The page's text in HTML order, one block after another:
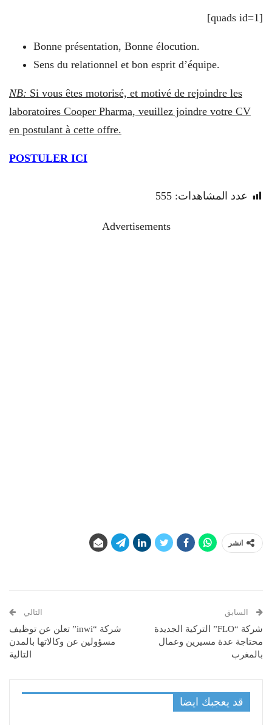
[quads id=1]
Bonne présentation, Bonne élocution.
Sens du relationnel et bon esprit d’équipe.
NB: Si vous êtes motorisé, et motivé de rejoindre les
laboratoires Cooper Pharma, veuillez joindre votre CV
en postulant à cette offre.
POSTULER ICI
عدد المشاهدات: 555
Advertisements
انشر
السابق
شركة “FLO” التركية الجديدة
محتاجة عدة مسيرين وعمال
بالمغرب
التالي
شركة “inwi” تعلن عن توظيف
مسؤولين عن وكالاتها بالمدن
التالية
قد يعجبك ايضا